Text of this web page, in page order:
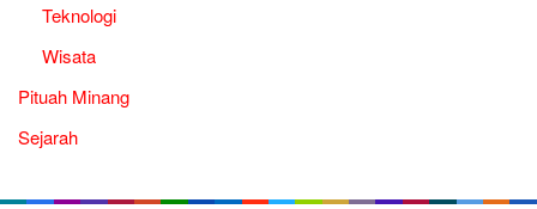
Teknologi
Wisata
Pituah Minang
Sejarah